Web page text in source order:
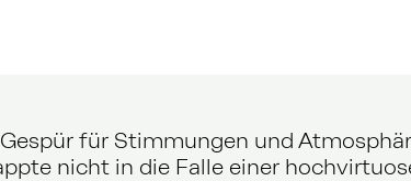
für Stimmungen und
nicht in die Falle einer